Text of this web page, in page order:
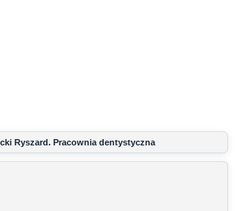
Ryszard. Pracownia dentystyczna